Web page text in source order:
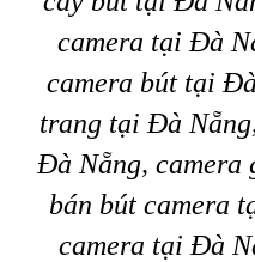
camera tại Đà
camera bút tại
trang tại Đà
Đà Nẵng,
bán bút camera
camera tại Đà